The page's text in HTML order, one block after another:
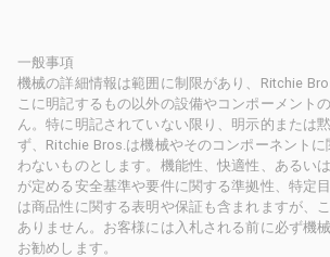
一般事項
機械の詳細情報は範囲に制限があり、Ritchie
こに明記するもの以外の設備やコンポーメント
ん。特に明記されていない限り、明示的または
ず、Ritchie Bros.は機械やそのコンポーネント
わないものとします。機能性、快適性、あるい
が定める安全基準や要件に関する準拠性、特定
は商品性に関する表明や保証も含まれますが、
ありません。お客様には入札される前に必ず機
お勧めします。